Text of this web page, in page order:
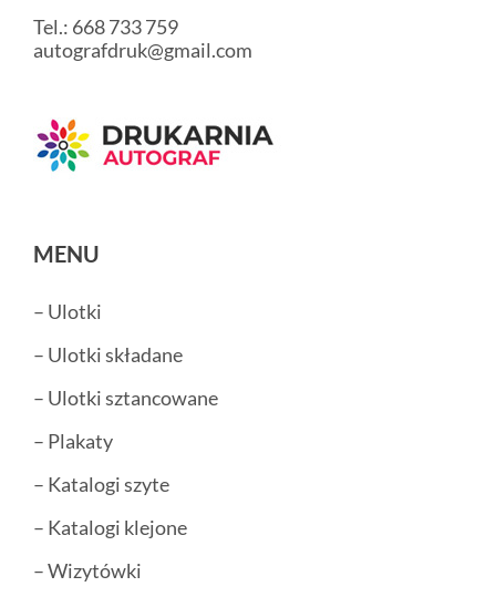
Tel.: 668 733 759
autografdruk@gmail.com
MENU
– Ulotki
– Ulotki składane
– Ulotki sztancowane
– Plakaty
– Katalogi szyte
– Katalogi klejone
– Wizytówki